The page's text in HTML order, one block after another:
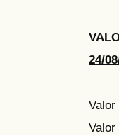
24/
Valor